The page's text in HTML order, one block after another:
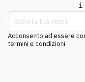
i
Acconsento ad essere
termini e condizioni